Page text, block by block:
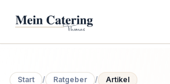
Start / Ratgeber /
Artikel